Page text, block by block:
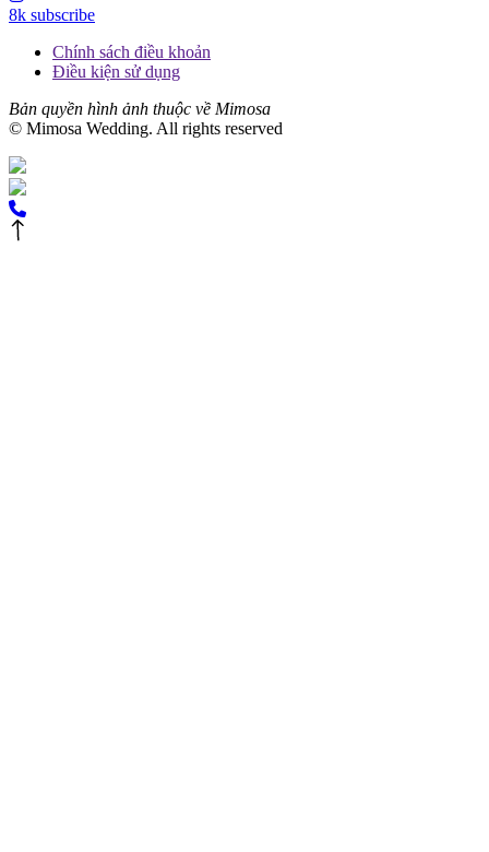
8k subscribe
Chính sách điều khoản
Điều kiện sử dụng
Bản quyền hình ảnh thuộc về Mimosa
© Mimosa Wedding. All rights reserved